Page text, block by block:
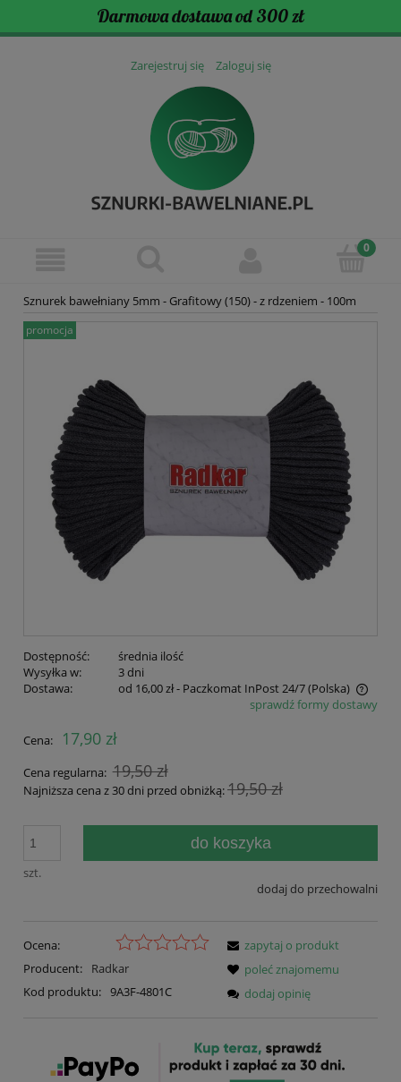
Darmowa dostawa od 300 zł
Zarejestruj się Zaloguj się
Sznurek bawełniany 5mm - Grafitowy (150) - z rdzeniem - 100m
promocja
Dostępność:
średnia ilość
Wysyłka w:
3 dni
Dostawa:
od 16,00 zł- Paczkomat InPost 24/7(Polska)
Cena nie zawiera ewentualnych kosztów płatnościsprawdź formy dostawy
Cena: 17,90 zł
Cena regularna: 19,50 zł
Najniższa cena z 30 dni przed obniżką:19,50 zł
szt.
do koszyka
dodaj do przechowalni
Ocena:
Producent:
Radkar
Kod produktu: 9A3F-4801C
zapytaj o produkt
poleć znajomemu
dodaj opinię